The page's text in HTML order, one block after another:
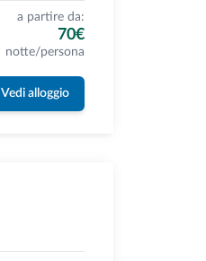
a partire da:
70€
notte/persona
Vedi alloggio